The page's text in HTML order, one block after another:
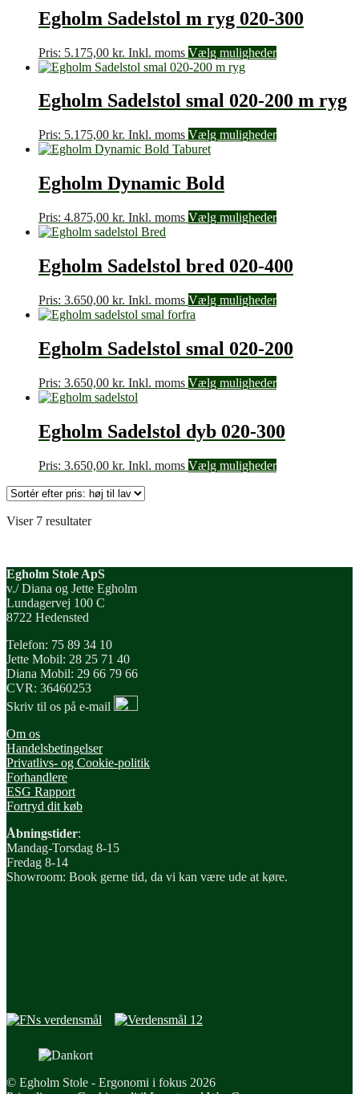
Egholm Sadelstol m ryg 020-300
Pris: 5.175,00 kr. Inkl. moms Vælg muligheder
Egholm Sadelstol smal 020-200 m ryg
Pris: 5.175,00 kr. Inkl. moms Vælg muligheder
Egholm Dynamic Bold
Pris: 4.875,00 kr. Inkl. moms Vælg muligheder
Egholm Sadelstol bred 020-400
Pris: 3.650,00 kr. Inkl. moms Vælg muligheder
Egholm Sadelstol smal 020-200
Pris: 3.650,00 kr. Inkl. moms Vælg muligheder
Egholm Sadelstol dyb 020-300
Pris: 3.650,00 kr. Inkl. moms Vælg muligheder
Viser 7 resultaterSorteret
til
lav
Egholm Stole ApS
v./ Diana og Jette Egholm
Lundagervej 100 C
8722 Hedensted
Telefon: 75 89 34 10
Jette Mobil: 28 25 71 40
Diana Mobil: 29 66 79 66
CVR: 36460253
Skriv til os på e-mail
Om os
Handelsbetingelser
Privatlivs- og Cookie-politik
Forhandlere
ESG Rapport
Fortryd dit køb
Åbningstider:
Mandag-Torsdag 8-15
Fredag 8-14
Showroom: Book gerne tid, da vi kan være ude at køre.
© Egholm Stole - Ergonomi i fokus 2026